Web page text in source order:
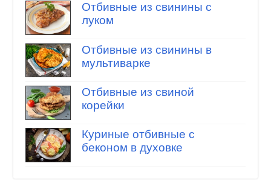
Отбивные из свинины с
луком
Отбивные из свинины в
мультиварке
Отбивные из свиной
корейки
Куриные отбивные с
беконом в духовке